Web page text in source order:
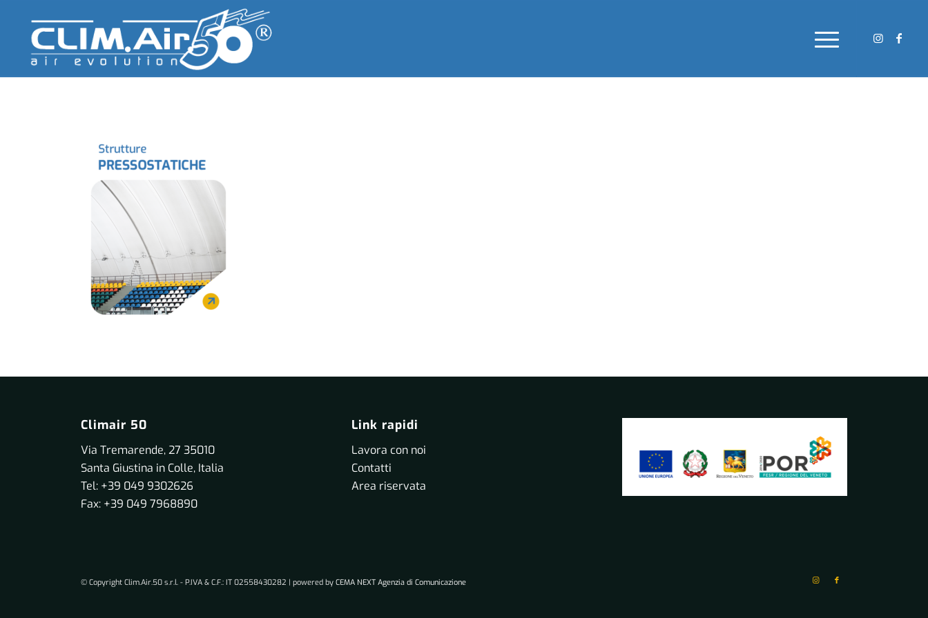
Climair 50
Via Tremarende, 27 35010
Santa Giustina in Colle, Italia
Tel: +39 049 9302626
Fax: +39 049 7968890
Link rapidi
Lavora con noi
Contatti
Area riservata
© Copyright Clim.Air.50 s.r.l. - P.IVA & C.F.: IT 02558430282 | powered byCEMA NEXT Agenzia di Comunicazione